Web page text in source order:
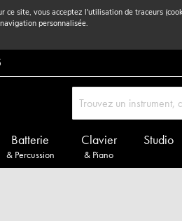
ce site, vous acceptez l'utilisation de traceurs
personnalisée.
Batterie
& Percussion
Clavier
& Piano
Studio